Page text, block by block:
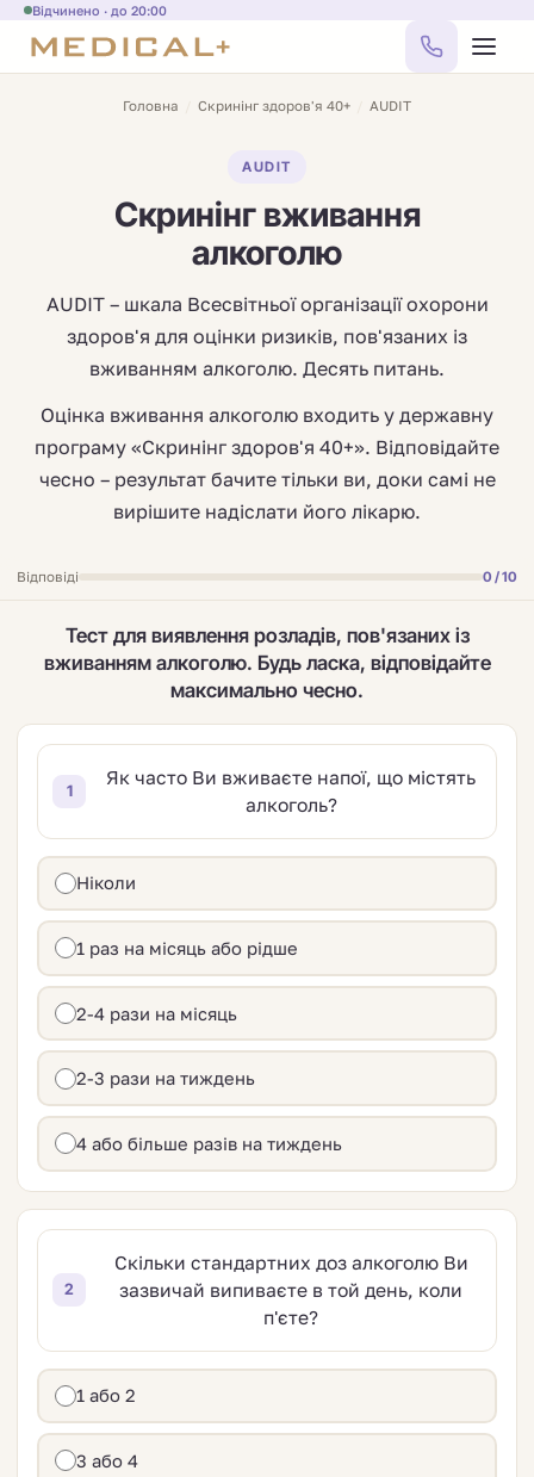
Відчинено · до 20:00
Головна Скринінг здоров'я 40+ AUDIT
AUDIT
Скринінг вживання
алкоголю
AUDIT – шкала Всесвітньої організації охорони
здоров'я для оцінки ризиків, пов'язаних із
вживанням алкоголю. Десять питань.
Оцінка вживання алкоголю входить у державну
програму «Скринінг здоров'я 40+». Відповідайте
чесно – результат бачите тільки ви, доки самі не
вирішите надіслати його лікарю.
Відповіді 0 / 10
Тест для виявлення розладів, пов'язаних із
вживанням алкоголю. Будь ласка, відповідайте
максимально чесно.
1
Як часто Ви вживаєте напої, що містять
алкоголь?
Ніколи
1 раз на місяць або рідше
2-4 рази на місяць
2-3 рази на тиждень
4 або більше разів на тиждень
2
Скільки стандартних доз алкоголю Ви
зазвичай випиваєте в той день, коли
п'єте?
1 або 2
3 або 4